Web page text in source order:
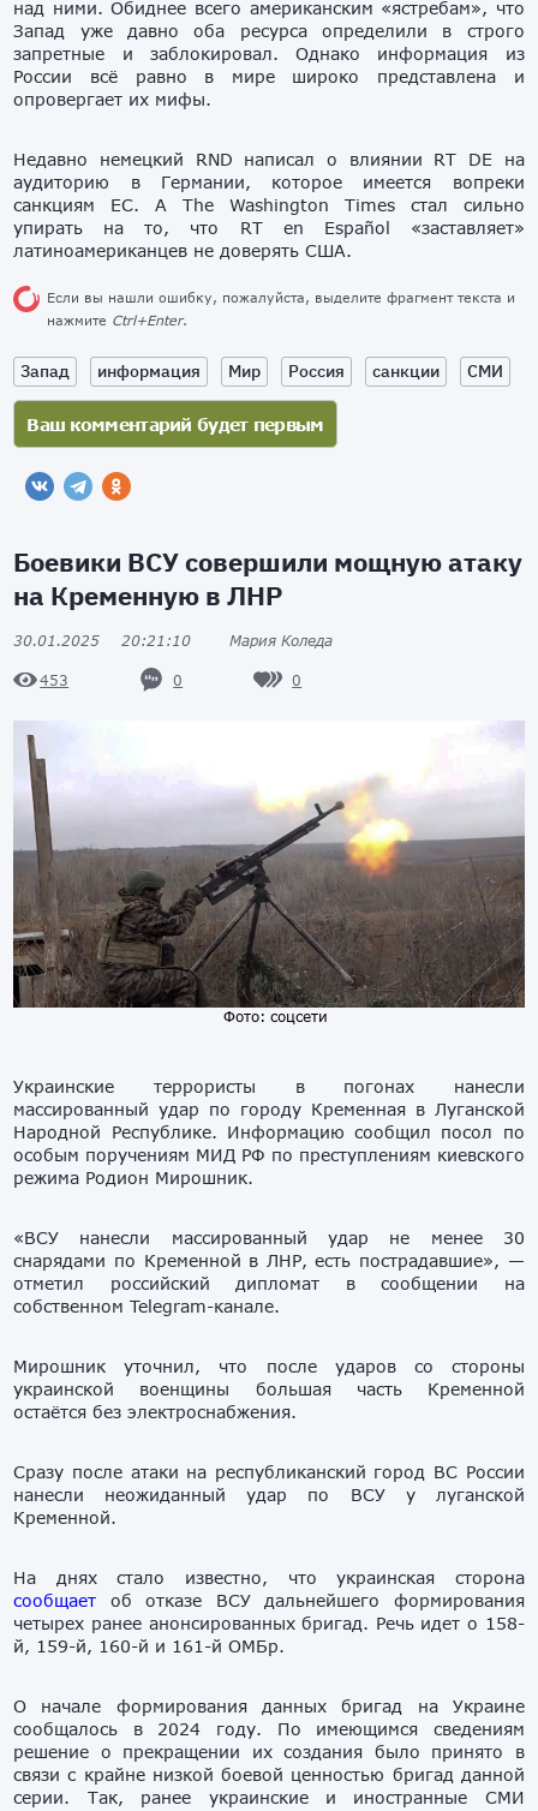
над ними. Обиднее всего американским «ястребам», что
Запад уже давно оба ресурса определили в строго
запретные и заблокировал. Однако информация из
России всё равно в мире широко представлена и
опровергает их мифы.
Недавно немецкий RND написал о влиянии RT DE на
аудиторию в Германии, которое имеется вопреки
санкциям ЕС. А The Washington Times стал сильно
упирать на то, что RT en Español «заставляет»
латиноамериканцев не доверять США.
Если вы нашли ошибку, пожалуйста, выделите фрагмент текста и
нажмите Ctrl+Enter.
Запад информация Мир Россия санкции СМИ
Боевики ВСУ совершили мощную атаку
на Кременную в ЛНР
30.01.2025 20:21:10 Мария Коледа
453 0 0
Фото: соцсети
Украинские террористы в погонах нанесли
массированный удар по городу Кременная в Луганской
Народной Республике. Информацию сообщил посол по
особым поручениям МИД РФ по преступлениям киевского
режима Родион Мирошник.
«ВСУ нанесли массированный удар не менее 30
снарядами по Кременной в ЛНР, есть пострадавшие», —
отметил российский дипломат в сообщении на
собственном Telegram-канале.
Мирошник уточнил, что после ударов со стороны
украинской военщины большая часть Кременной
остаётся без электроснабжения.
Сразу после атаки на республиканский город ВС России
нанесли неожиданный удар по ВСУ у луганской
Кременной.
На днях стало известно, что украинская сторона
сообщает об отказе ВСУ дальнейшего формирования
четырех ранее анонсированных бригад. Речь идет о 158-
й, 159-й, 160-й и 161-й ОМБр.
О начале формирования данных бригад на Украине
сообщалось в 2024 году. По имеющимся сведениям
решение о прекращении их создания было принято в
связи с крайне низкой боевой ценностью бригад данной
серии. Так, ранее украинские и иностранные СМИ